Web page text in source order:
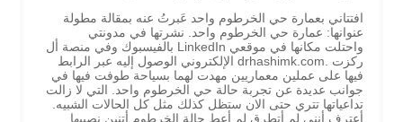
افتتاني بعمارة حي الخرطوم واحد عَبرتُ عنه بمقالة مطولة
عنوانها: عمارة حي الخرطوم واحد. نشرتها في مدونتي
بالفيسبوك وفي منصة أل LinkedIn واحتلت مكانها في موقعي
الإلكتروني الوصول إليه عبر الرابط drhashimk.com. ركزت
فيها على عملين معماريين مهدت لهما بسياحة طوفت فيها في
جوانب عديدة عن تجربة حالة حي الخرطوم واحد. التي لا زالت
تداعياتها تتري حتى الان ستظل كذلك مثل كل الحالات الشبيه.
أعترف أنني لم أتطرق لم أعط حالة الخرطوم أتنين نصيبها